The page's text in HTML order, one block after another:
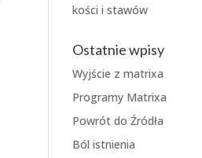
kości i stawów
Ostatnie wpisy
Wyjście z matrixa
Programy Matrixa
Powrót do Źródła
Ból istnienia